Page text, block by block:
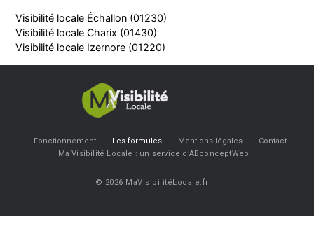
Visibilité locale Échallon (01230)
Visibilité locale Charix (01430)
Visibilité locale Izernore (01220)
Fonctionnement Les formules Mentions légales
Contact
Ma Visibilité Locale : un service d’ABconceptWeb
© 2026 MaVisibilitéLocale.fr